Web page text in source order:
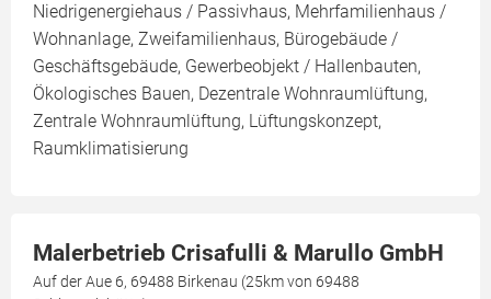
Niedrigenergiehaus / Passivhaus, Mehrfamilienhaus /
Wohnanlage, Zweifamilienhaus, Bürogebäude /
Geschäftsgebäude, Gewerbeobjekt / Hallenbauten,
Ökologisches Bauen, Dezentrale Wohnraumlüftung,
Zentrale Wohnraumlüftung, Lüftungskonzept,
Raumklimatisierung
Malerbetrieb Crisafulli & Marullo GmbH
Auf der Aue 6, 69488 Birkenau (25km von 69488